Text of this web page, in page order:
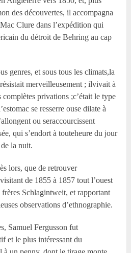
des découvertes, il accompagna
Clure dans l’expédition qui
du détroit de Behring au cap
genres, et sous tous les climats,la
merveilleusement ; ilvivait à
privations ;c’était le type
se resserre ouse dilate à
ou seraccourcissent
qui s’endort à touteheure du jour
la nuit.
lors, que de retrouver
de 1855 à 1857 tout l’ouest
Schlagintweit, et rapportant
observations d’ethnographie.
Samuel Fergusson fut
et le plus intéressant du